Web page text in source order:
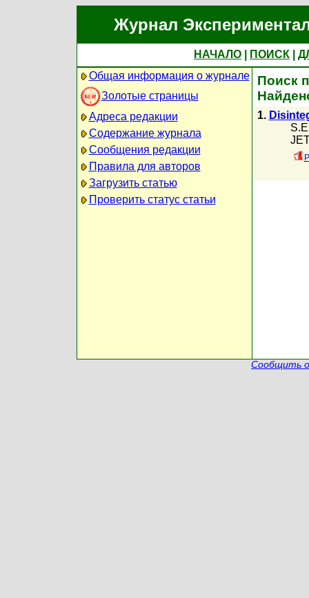
Журнал
НАЧАЛО ПОИСК
Общая информация о журнале
Золотые страницы
Адреса редакции
Содержание журнала
Сообщения редакции
Правила для авторов
Загрузить статью
Проверить статус статьи
Поиск
1.
Сообщить о